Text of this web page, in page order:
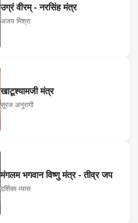
उग्रं वीरम् - नरसिंह मंत्र
अजय मिश्रा
खाटूश्यामजी मंत्र
सूरज अनुरागी
मंगलम भगवान विष्णु मंत्र - तीव्र जप
दर्शिका व्यास